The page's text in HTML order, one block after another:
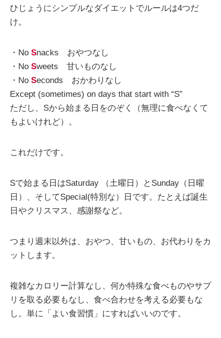
ひじょうにシンプルなダイエットでルールは4つだ
け。
・No Snacks おやつなし
・No Sweets 甘いものなし
・No Seconds おかわりなし
Except (sometimes) on days that start with “S”
ただし、Sから始まる日をのぞく（無理に食べなくて
もよいけれど）。
これだけです。
Sで始まる日はSaturday （土曜日）とSunday（日曜
日）、そしてSpecial(特別な）日です。たとえば誕生
日やクリスマス、感謝祭など。
つまり週末以外は、おやつ、甘いもの、お代わりをカ
ットします。
複雑なカロリー計算なし、何か特殊な食べものやサプ
リを取る必要もなし、食べ合わせを考える必要もな
し。単に「よい食習慣」にすればいいのです。